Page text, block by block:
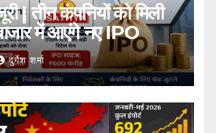
| तीन कंपनियों को मिली
में आएंगे नए IPO
दुर्गेश शर्मा